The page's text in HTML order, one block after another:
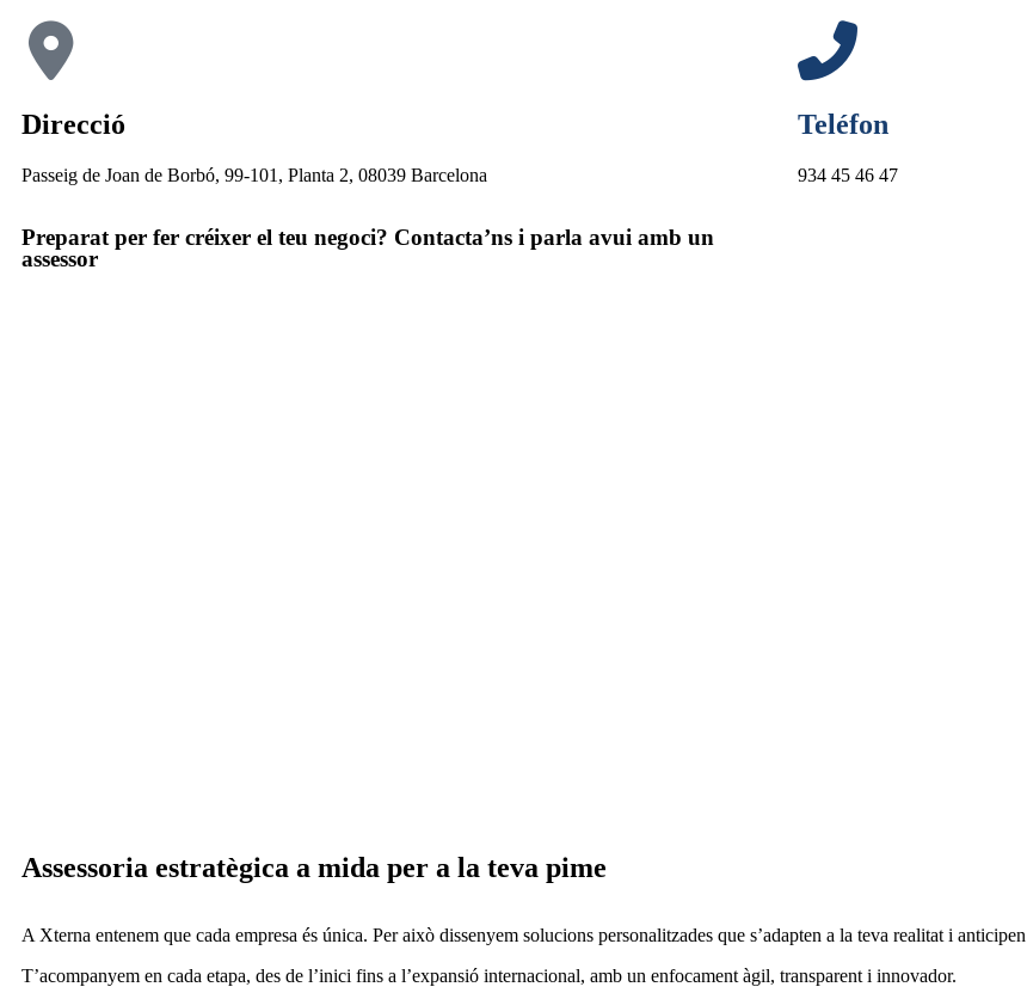
Direcció
Passeig de Joan de Borbó, 99-101, Planta 2, 08039 Barcelona
Teléfon
934 45 46 47
Preparat per fer créixer el teu negoci? Contacta’ns i parla avui amb un
assessor
Assessoria estratègica a mida per a la teva pime
A Xterna entenem que cada empresa és única. Per això dissenyem solucions personalitzades que s’adapten a la teva realitat i
T’acompanyem en cada etapa, des de l’inici fins a l’expansió internacional, amb un enfocament àgil, transparent i innovador.